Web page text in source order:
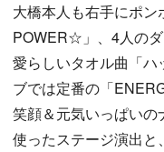
大橋本人も右手にポン
POWER☆」、4人の
愛らしいタオル曲「ハ
ブでは定番の「
笑顔＆元気いっぱい
使ったステージ演出